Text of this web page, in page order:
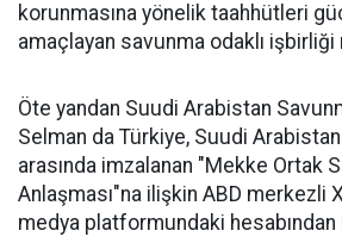
korunmasına yönelik taahhütleri
amaçlayan savunma odaklı işbirliği
Öte yandan Suudi Arabistan
Selman da Türkiye, Suudi
arasında imzalanan "Mekke Ortak
Anlaşması"na ilişkin ABD merkezli
medya platformundaki hesabından